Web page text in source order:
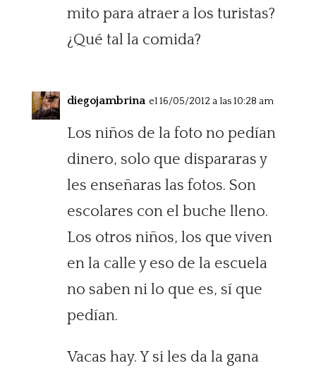
mito para atraer a los turistas?
¿Qué tal la comida?
diegojambrina el 16/05/2012 a las 10:28 am
Los niños de la foto no pedían
dinero, solo que dispararas y
les enseñaras las fotos. Son
escolares con el buche lleno.
Los otros niños, los que viven
en la calle y eso de la escuela
no saben ni lo que es, sí que
pedían.
Vacas hay. Y si les da la gana